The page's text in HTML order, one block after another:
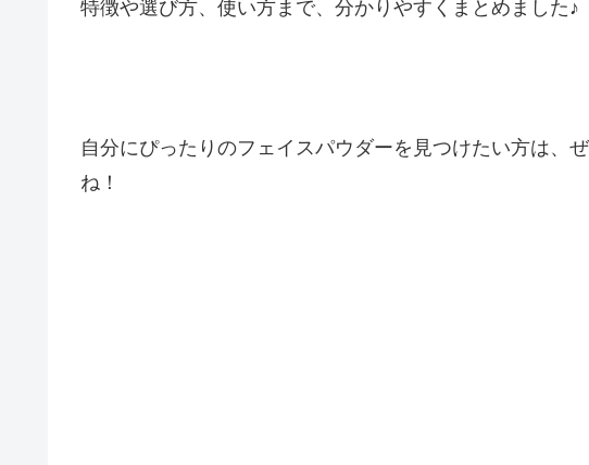
特徴や選び方、使い方まで、分かりやすくまとめました♪
自分にぴったりのフェイスパウダーを見つけたい方は、
ね！